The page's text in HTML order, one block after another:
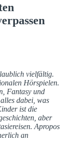
vielfältig.
Hörspielen.
Fantasy und
dabei, was
ist die
aber
Apropos
an